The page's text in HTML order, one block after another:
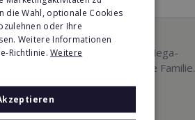
Mindways 3D TrickArt
3D TrickArt ist der neue Mega-
Freizeittrend für die ganze Familie.
die Wahl, optionale Cookies
oder Ihre
Weitere Informationen
Richtlinie.Weitere